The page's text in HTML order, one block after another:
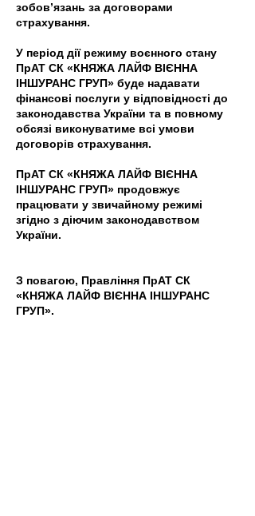
зобов’язань за договорами
страхування.
У період дії режиму воєнного стану
ПрАТ СК «КНЯЖА ЛАЙФ ВІЄННА
ІНШУРАНС ГРУП» буде надавати
фінансові послуги у відповідності до
законодавства України та в повному
обсязі виконуватиме всі умови
договорів страхування.
ПрАТ СК «КНЯЖА ЛАЙФ ВІЄННА
ІНШУРАНС ГРУП» продовжує
працювати у звичайному режимі
згідно з діючим законодавством
України.
З повагою, Правління ПрАТ СК
«КНЯЖА ЛАЙФ ВІЄННА ІНШУРАНС
ГРУП».